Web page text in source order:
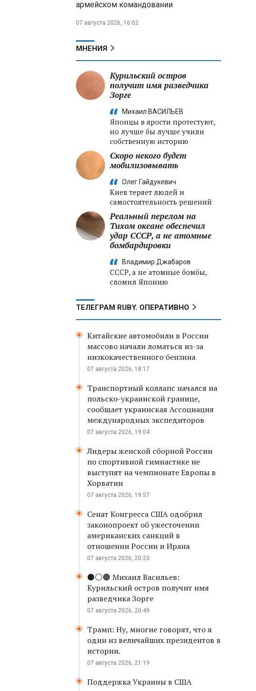
армейском командовании
07 августа 2026, 16:02
МНЕНИЯ
Курильский остров
получит имя разведчика
Зорге
Михаил ВАСИЛЬЕВ
Японцы в ярости протестуют,
но лучше бы лучше учили
собственную историю
Скоро некого будет
мобилизовывать
Олег Гайдукевич
Киев теряет людей и
самостоятельность решений
Реальный перелом на
Тихом океане обеспечил
удар СССР, а не атомные
бомбардировки
Владимир Джабаров
СССР, а не атомные бомбы,
сломил Японию
ТЕЛЕГРАМ RUBY. ОПЕРАТИВНО
Китайские автомобили в России
массово начали ломаться из-за
низкокачественного бензина
07 августа 2026, 18:17
Транспортный коллапс начался на
польско-украинской границе,
сообщает украинская Ассоциация
международных экспедиторов
07 августа 2026, 19:04
Лидеры женской сборной России
по спортивной гимнастике не
выступят на чемпионате Европы в
Хорватии
07 августа 2026, 19:57
Сенат Конгресса США одобрил
законопроект об ужесточении
американских санкций в
отношении России и Ирана
07 августа 2026, 20:23
⚫️⚪️🟤 Михаил Васильев:
Курильский остров получит имя
разведчика Зорге
07 августа 2026, 20:49
Трамп: Ну, многие говорят, что я
один из величайших президентов в
истории.
07 августа 2026, 21:19
Поддержка Украины в США